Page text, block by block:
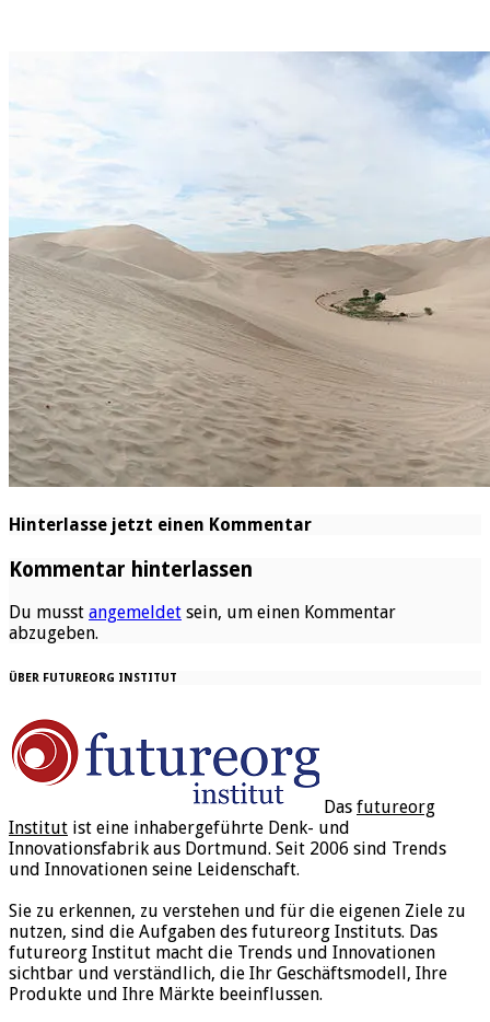
Hinterlasse jetzt einen Kommentar
Kommentar hinterlassen
Du musst angemeldet sein, um einen Kommentar
abzugeben.
ÜBER FUTUREORG INSTITUT
Das futureorg
Institut ist eine inhabergeführte Denk- und
Innovationsfabrik aus Dortmund. Seit 2006 sind Trends
und Innovationen seine Leidenschaft.
Sie zu erkennen, zu verstehen und für die eigenen Ziele zu
nutzen, sind die Aufgaben des futureorg Instituts. Das
futureorg Institut macht die Trends und Innovationen
sichtbar und verständlich, die Ihr Geschäftsmodell, Ihre
Produkte und Ihre Märkte beeinflussen.